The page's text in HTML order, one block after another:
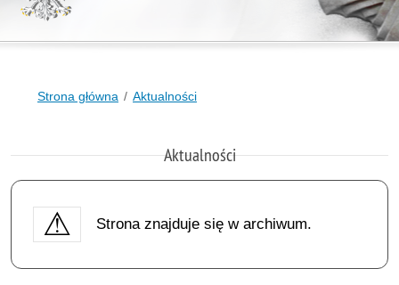
Strona główna Aktualności
Aktualności
Strona znajduje się w archiwum.